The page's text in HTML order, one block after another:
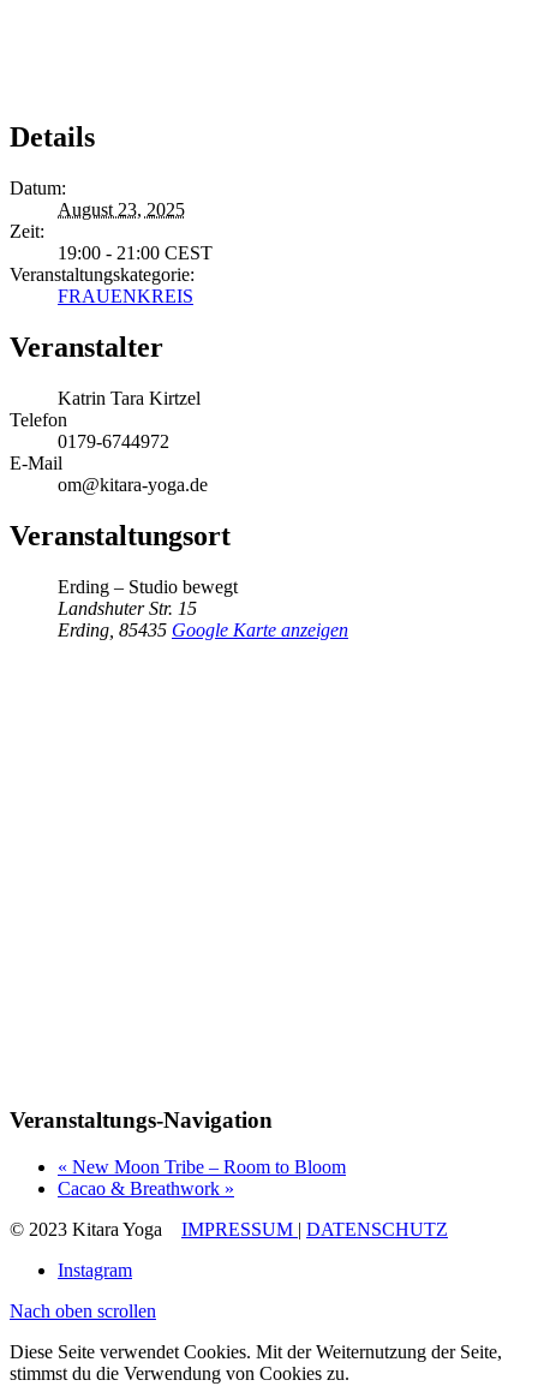
Details
Datum:
August 23, 2025
Zeit:
19:00 - 21:00 CEST
Veranstaltungskategorie:
FRAUENKREIS
Veranstalter
Katrin Tara Kirtzel
Telefon
0179-6744972
E-Mail
om@kitara-yoga.de
Veranstaltungsort
Erding – Studio bewegt
Landshuter Str. 15
Erding 85435 Google Karte anzeigen
Veranstaltungs-Navigation
« New Moon Tribe – Room to Bloom
Cacao & Breathwork »
© 2023 Kitara Yoga IMPRESSUM | DATENSCHUTZ
Instagram
Nach oben scrollen
Diese Seite verwendet Cookies. Mit der Weiternutzung der Seite,
stimmst du die Verwendung von Cookies zu.